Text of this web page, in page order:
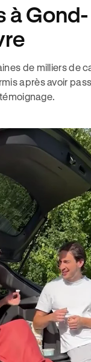
à Gond-
de milliers de
après avoir